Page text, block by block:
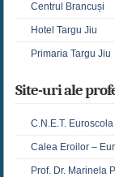
Centrul Brancuși
Hotel Targu Jiu
Primaria Targu Jiu
Site-uri ale
C.N.E.T. Euroscola
Calea Eroilor –
Prof. Dr. Marinela